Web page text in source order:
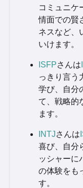
コミュニケ
情面での賢
ネスなど、
いけます。
ISFPさんは
っきり言う
学び、自分
て、戦略的
ます。
INTJさんは
喜び、自分
ッシャーに
の体験をも
す。